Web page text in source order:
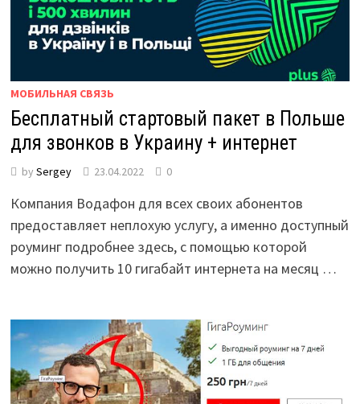
МОБИЛЬНАЯ СВЯЗЬ
Бесплатный стартовый пакет в Польше
для звонков в Украину + интернет
by Sergey 23.04.2022 0
Компания Водафон для всех своих абонентов
предоставляет неплохую услугу, а именно доступный
роуминг подробнее здесь, с помощью которой
можно получить 10 гигабайт интернета на месяц …